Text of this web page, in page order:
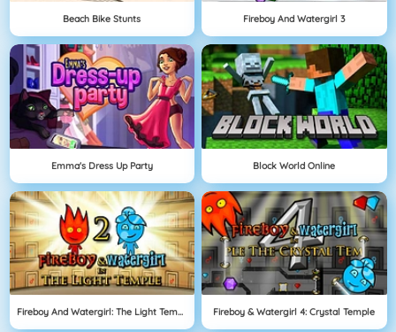
Beach Bike Stunts Fireboy And Watergirl 3
Emma's Dress Up Party Block World Online
Fireboy And Watergirl: The Light Temple Fireboy & Watergirl 4: Crystal Temple